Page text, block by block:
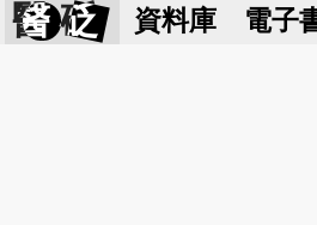
醫 砭 資料庫 電子